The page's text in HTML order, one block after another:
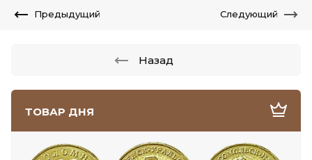
ТОВАР ДНЯ
Предыдущий Следующий
Назад